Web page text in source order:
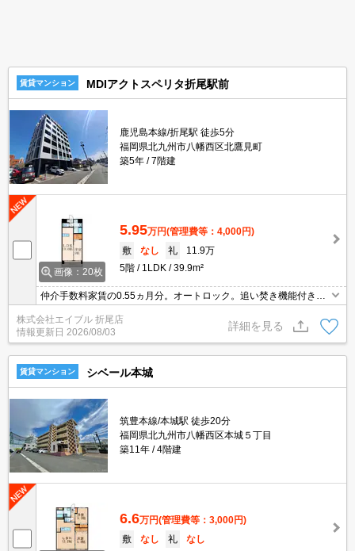
賃貸マンション MDIアクトスペリタ折尾駅前
鹿児島本線/折尾駅 徒歩5分
福岡県北九州市八幡西区北鷹見町
築5年
7階建
画像：20枚
5.95万円(管理費等：4,000円)
敷
なし 礼
11.9万
5階
1LDK 39.9m²
仲介手数料家賃の0.55ヵ月分。オートロック。追い焚き機能付きバ
エアコン1基付き。最寄り駅まで徒歩8分！。
株式会社エイブル 折尾店
情報更新日 2026/08/03
詳細を見る
賃貸マンション シベール本城
筑豊本線/本城駅 徒歩20分
福岡県北九州市八幡西区本城５丁目
築11年
4階建
6.6万円(管理費等：3,000円)
敷
なし 礼 なし